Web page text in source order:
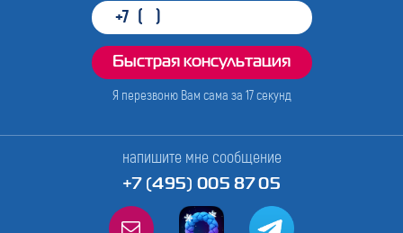
Я перезвоню Вам сама за 17секунд
напишите мне сообщение
+7 (495) 005 87 05